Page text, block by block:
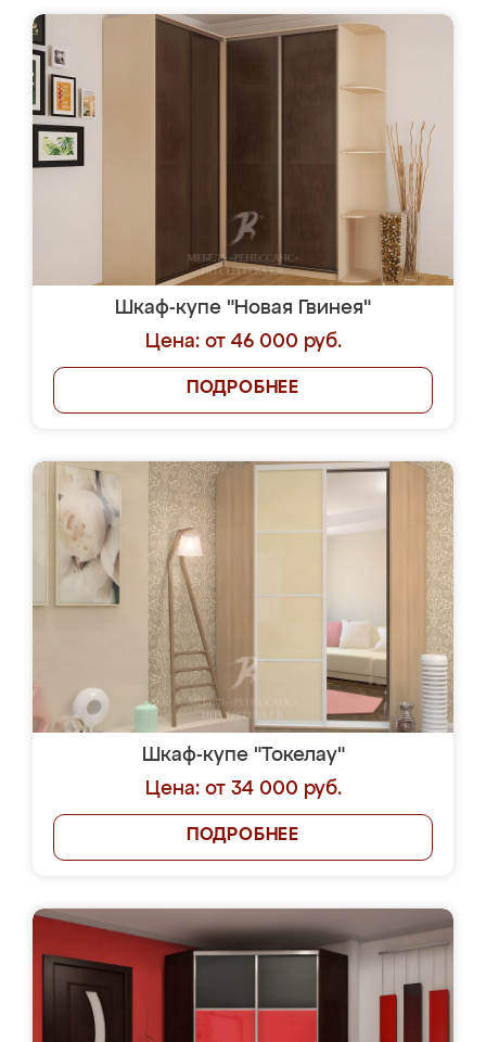
Шкаф-купе "Новая Гвинея"
Цена: от 46 000 руб.
ПОДРОБНЕЕ
Шкаф-купе "Токелау"
Цена: от 34 000 руб.
ПОДРОБНЕЕ